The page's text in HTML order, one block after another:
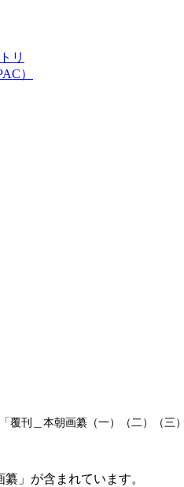
リ
）
覆刊＿本朝画纂（一）（二）（三
」が含まれています。